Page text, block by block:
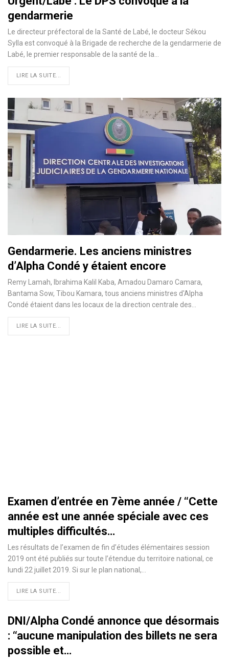
gendarmerie
Le directeur préfectoral de la Santé de Labé, le docteur Sékou
Sylla est convoqué à la Brigade de recherche de la gendarmerie de
Labé, le premier responsable de la santé de la…
LIRE LA SUITE...
Gendarmerie. Les anciens ministres
d’Alpha Condé y étaient encore
Remy Lamah, Ibrahima Kalil Kaba, Amadou Damaro Camara,
Bantama Sow, Tibou Kamara, tous anciens ministres d'Alpha
Condé étaient dans les locaux de la direction centrale des…
LIRE LA SUITE...
Examen d’entrée en 7ème année / ‘‘Cette
année est une année spéciale avec ces
multiples difficultés…
Les résultats de l’examen de fin d’études élémentaires session
2019 ont été publiés sur toute l’étendue du territoire national, ce
lundi 22 juillet 2019. Si sur le plan national,
LIRE LA SUITE...
DNI/Alpha Condé annonce que désormais
: ‘‘aucune manipulation des billets ne sera
possible et…